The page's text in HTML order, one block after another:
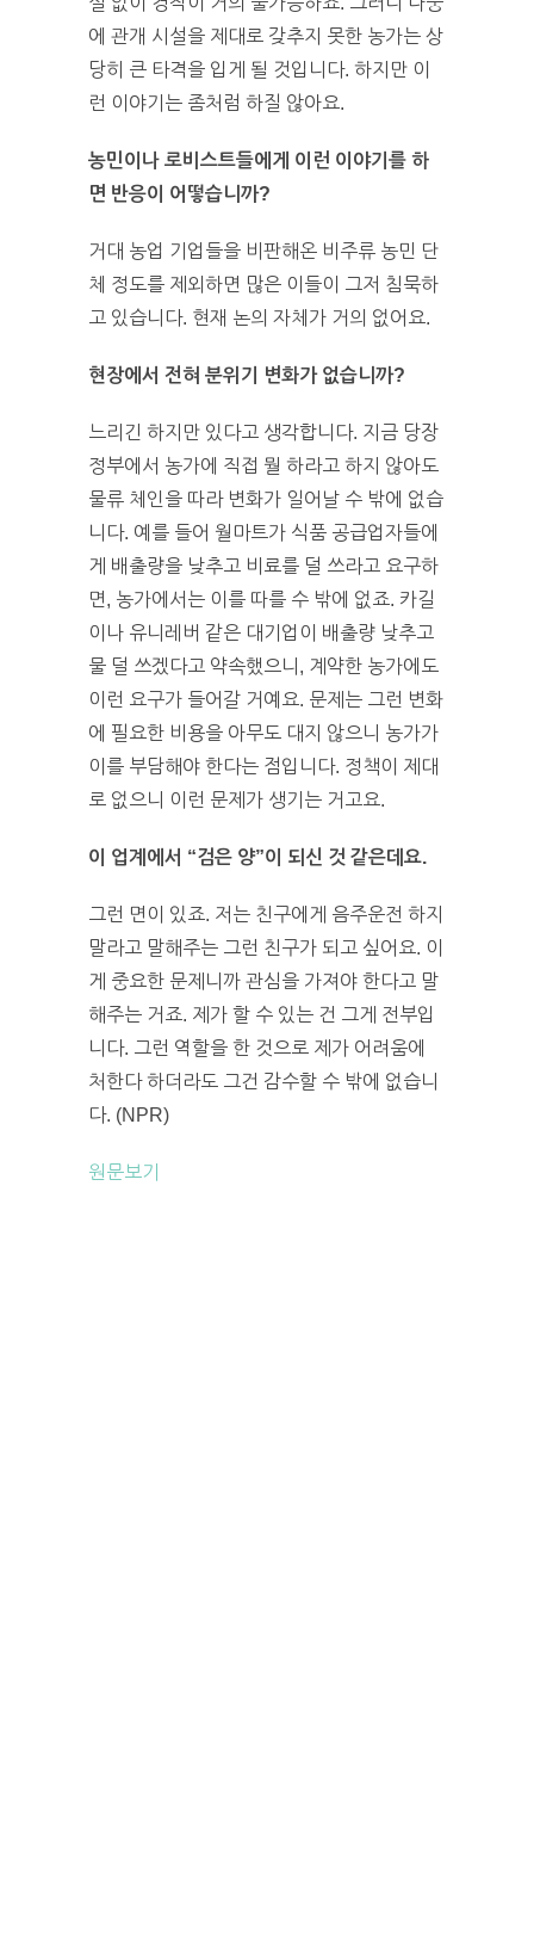
에 관개 시설을 제대로 갖추지 못한 농가는 상
당히 큰 타격을 입게 될 것입니다. 하지만 이
런 이야기는 좀처럼 하질 않아요.
농민이나 로비스트들에게 이런 이야기를 하
면 반응이 어떻습니까?
거대 농업 기업들을 비판해온 비주류 농민 단
체 정도를 제외하면 많은 이들이 그저 침묵하
고 있습니다. 현재 논의 자체가 거의 없어요.
현장에서 전혀 분위기 변화가 없습니까?
느리긴 하지만 있다고 생각합니다. 지금 당장
정부에서 농가에 직접 뭘 하라고 하지 않아도
물류 체인을 따라 변화가 일어날 수 밖에 없습
니다. 예를 들어 월마트가 식품 공급업자들에
게 배출량을 낮추고 비료를 덜 쓰라고 요구하
면, 농가에서는 이를 따를 수 밖에 없죠. 카길
이나 유니레버 같은 대기업이 배출량 낮추고
물 덜 쓰겠다고 약속했으니, 계약한 농가에도
이런 요구가 들어갈 거예요. 문제는 그런 변화
에 필요한 비용을 아무도 대지 않으니 농가가
이를 부담해야 한다는 점입니다. 정책이 제대
로 없으니 이런 문제가 생기는 거고요.
이 업계에서 “검은 양”이 되신 것 같은데요.
그런 면이 있죠. 저는 친구에게 음주운전 하지
말라고 말해주는 그런 친구가 되고 싶어요. 이
게 중요한 문제니까 관심을 가져야 한다고 말
해주는 거죠. 제가 할 수 있는 건 그게 전부입
니다. 그런 역할을 한 것으로 제가 어려움에
처한다 하더라도 그건 감수할 수 밖에 없습니
다. (NPR)
원문보기